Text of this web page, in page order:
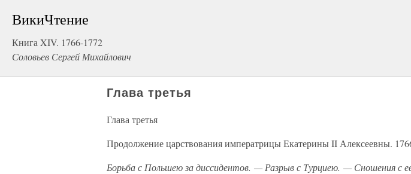
ВикиЧтение
Книга XIV. 1766-1772
Соловьев Сергей Михайлович
Глава третья
Глава третья
Продолжение царствования императрицы Екатерины II Алексеевны.
Борьба с Польшею за диссидентов. — Разрыв с Турциею. — Сношения с